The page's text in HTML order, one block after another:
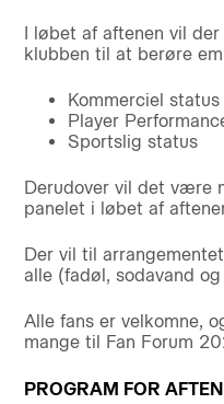
I løbet af aftenen vil
klubben til at berøre
Kommerciel status
Player
Sportslig status
Derudover vil det være
panelet i løbet af
Der vil til
alle (fadøl, sodavand og
Alle fans er velkomne,
mange til Fan Forum
PROGRAM FOR